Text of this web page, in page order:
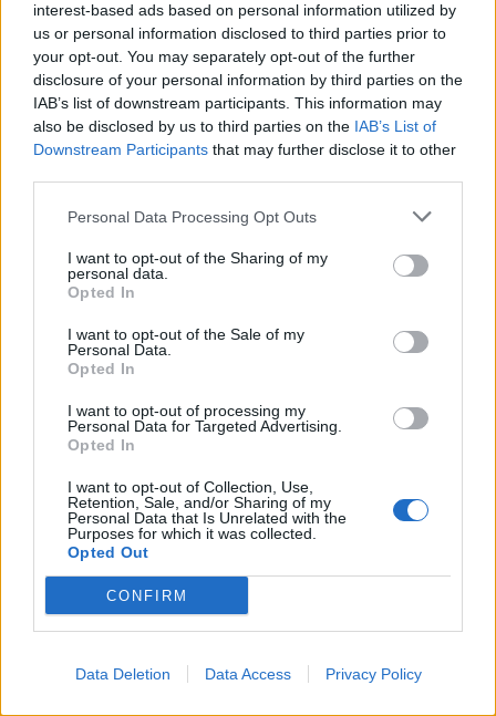
interest-based ads based on personal information utilized by
us or personal information disclosed to third parties prior to
your opt-out. You may separately opt-out of the further
disclosure of your personal information by third parties on the
IAB’s list of downstream participants. This information may
also be disclosed by us to third parties on the IAB’s List of
Downstream Participants that may further disclose it to other
Personal Data Processing Opt Outs
I want to opt-out of the Sharing of my
personal data.
Opted In
I want to opt-out of the Sale of my
Personal Data.
Opted In
I want to opt-out of processing my
Personal Data for Targeted Advertising.
Opted In
I want to opt-out of Collection, Use,
Retention, Sale, and/or Sharing of my
Personal Data that Is Unrelated with the
Purposes for which it was collected.
Opted Out
CONFIRM
Data Deletion Data Access Privacy Policy